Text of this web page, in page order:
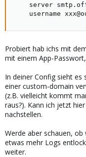
server
username
Probiert hab ichs mit
mit einem App-
In deiner Config sieht
einer custom-domain
(z.B. vielleicht kommt
raus?). Kann ich jetzt
nachstellen.
Werde aber schauen,
etwas mehr Logs
weiter.